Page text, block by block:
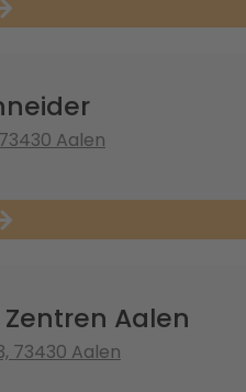
Aalen
Aalen
73430 Aalen